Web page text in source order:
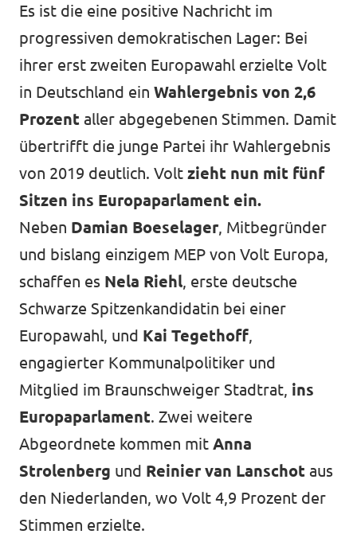
Es ist die eine positive Nachricht im
progressiven demokratischen Lager: Bei
ihrer erst zweiten Europawahl erzielte Volt
in Deutschland ein Wahlergebnis von 2,6
Prozent aller abgegebenen Stimmen. Damit
übertrifft die junge Partei ihr Wahlergebnis
von 2019 deutlich. Volt zieht nun mit fünf
Sitzen ins Europaparlament ein.
Neben Damian Boeselager, Mitbegründer
und bislang einzigem MEP von Volt Europa,
schaffen es Nela Riehl, erste deutsche
Schwarze Spitzenkandidatin bei einer
Europawahl, und Kai Tegethoff,
engagierter Kommunalpolitiker und
Mitglied im Braunschweiger Stadtrat, ins
Europaparlament. Zwei weitere
Abgeordnete kommen mit Anna
Strolenberg und Reinier van Lanschot aus
den Niederlanden, wo Volt 4,9 Prozent der
Stimmen erzielte.